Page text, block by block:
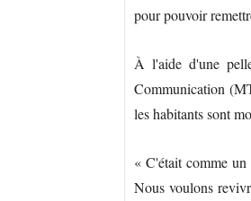
pour pouvoir
À l'aide d'une
Communication
les habitants sont
« C'était comme un
Nous voulons